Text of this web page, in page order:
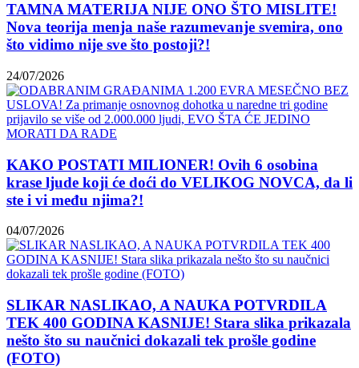
TAMNA MATERIJA NIJE ONO ŠTO MISLITE!
Nova teorija menja naše razumevanje svemira, ono
što vidimo nije sve što postoji?!
24/07/2026
KAKO POSTATI MILIONER! Ovih 6 osobina
krase ljude koji će doći do VELIKOG NOVCA, da li
ste i vi među njima?!
04/07/2026
SLIKAR NASLIKAO, A NAUKA POTVRDILA
TEK 400 GODINA KASNIJE! Stara slika prikazala
nešto što su naučnici dokazali tek prošle godine
(FOTO)